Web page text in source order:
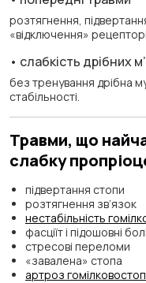
розтягнення,
«відключення»
• слабкість дрібних
без тренування дрібна
стабільності.
Травми, що
слабку
підвертання стопи
розтягнення зв’язок
нестабільність
фасціїт і підошовні болі
стресові переломи
«завалена» стопа
артроз